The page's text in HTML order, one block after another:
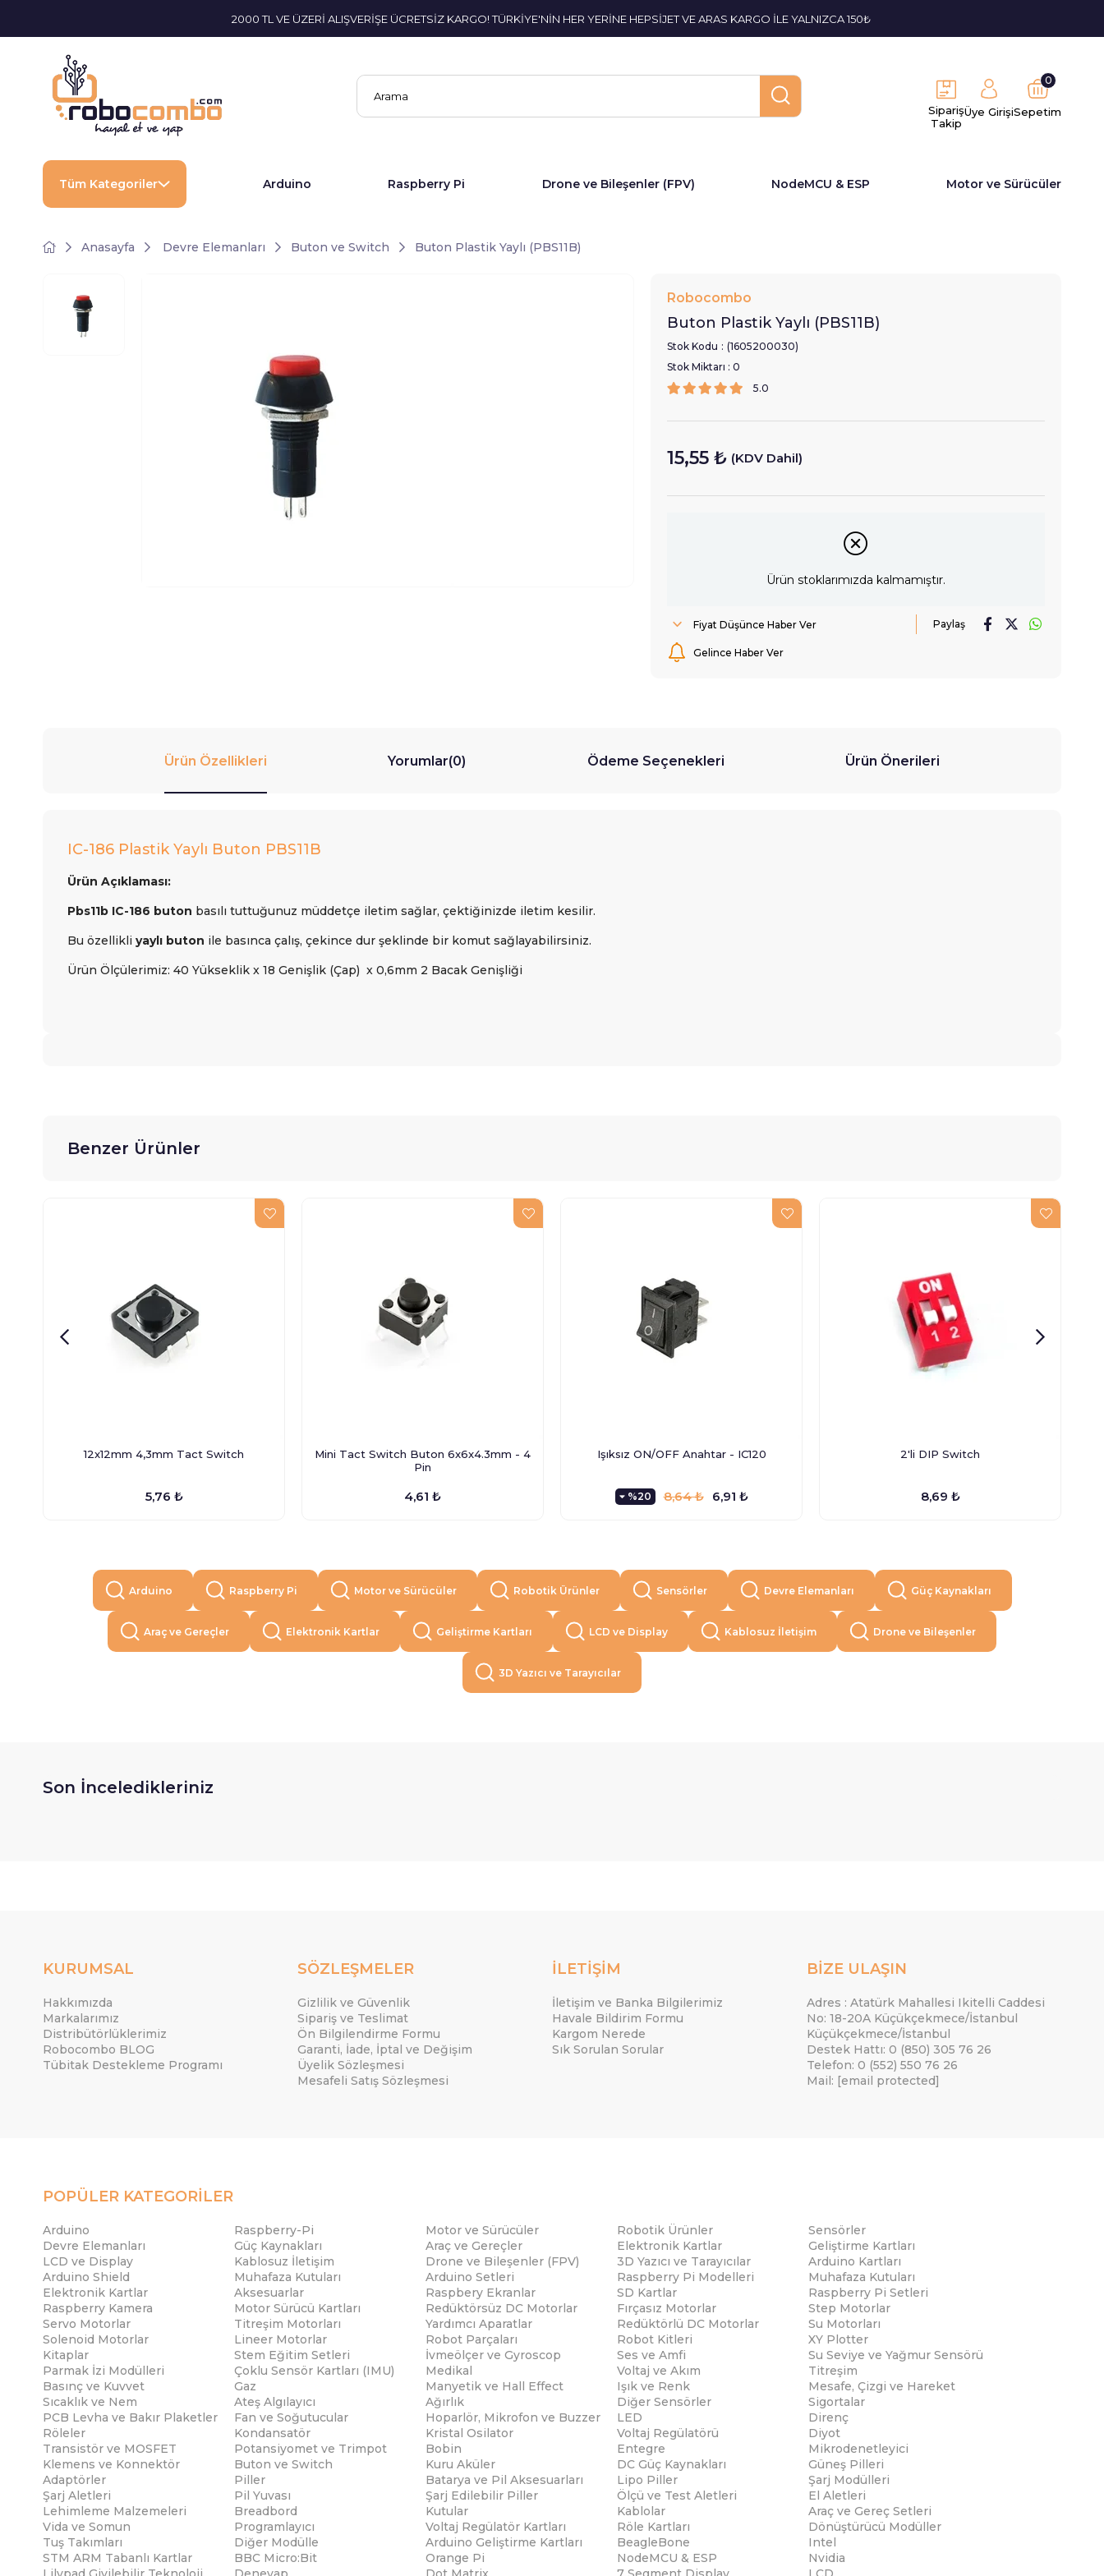
2000 TL VE ÜZERİ ALIŞVERİŞE ÜCRETSİZ KARGO! TÜRKİYE'NİN HER YERİNE HEPSİJET VE ARAS KARGO İLE YALNIZCA 150₺
Sipariş
Takip
Üye GirişiSepetim
0
Tüm Kategoriler Arduino Raspberry Pi Drone ve Bileşenler (FPV) NodeMCU & ESP Motor ve Sürücüler
Anasayfa Devre Elemanları Buton ve Switch Buton Plastik Yaylı (PBS11B)
Robocombo
Buton Plastik Yaylı (PBS11B)
Stok Kodu
(1605200030)
Stok Miktarı : 0
5.0
15,55 ₺ (KDV Dahil)
Ürün stoklarımızda kalmamıştır.
Fiyat Düşünce Haber Ver
Gelince Haber Ver
Paylaş
Ürün Özellikleri Yorumlar(0) Ödeme Seçenekleri Ürün Önerileri
IC-186 Plastik Yaylı Buton PBS11B
Ürün Açıklaması:
Pbs11b IC-186 buton basılı tuttuğunuz müddetçe iletim sağlar, çektiğinizde iletim kesilir.
Bu özellikli yaylı buton ile basınca çalış, çekince dur şeklinde bir komut sağlayabilirsiniz.
Ürün Ölçülerimiz: 40 Yükseklik x 18 Genişlik (Çap) x 0,6mm 2 Bacak Genişliği
Benzer Ürünler
12x12mm 4,3mm Tact Switch
5,76 ₺
Mini Tact Switch Buton 6x6x4.3mm - 4
Pin
4,61 ₺
Işıksız ON/OFF Anahtar - IC120
%20 6,91 ₺
8,64 ₺
2'li DIP Switch
8,69 ₺
Arduino Raspberry Pi Motor ve Sürücüler Robotik Ürünler Sensörler Devre Elemanları Güç Kaynakları
Araç ve Gereçler Elektronik Kartlar Geliştirme Kartları LCD ve Display Kablosuz İletişim Drone ve Bileşenler
3D Yazıcı ve Tarayıcılar
Son İnceledikleriniz
KURUMSAL
Hakkımızda
Markalarımız
Distribütörlüklerimiz
Robocombo BLOG
Tübitak Destekleme Programı
SÖZLEŞMELER
Gizlilik ve Güvenlik
Sipariş ve Teslimat
Ön Bilgilendirme Formu
Garanti, İade, İptal ve Değişim
Üyelik Sözleşmesi
Mesafeli Satış Sözleşmesi
İLETİŞİM
İletişim ve Banka Bilgilerimiz
Havale Bildirim Formu
Kargom Nerede
Sık Sorulan Sorular
BİZE ULAŞIN
Adres : Atatürk Mahallesi Ikitelli Caddesi
No: 18-20A Küçükçekmece/İstanbul
Küçükçekmece/İstanbul
Destek Hattı: 0 (850) 305 76 26
Telefon: 0 (552) 550 76 26
Mail: [email protected]
POPÜLER KATEGORİLER
Arduino Raspberry-Pi Motor ve Sürücüler Robotik Ürünler
Sensörler
Devre Elemanları
Güç Kaynakları Araç ve Gereçler Elektronik Kartlar
Geliştirme Kartları
LCD ve Display
Kablosuz İletişim Drone ve Bileşenler (FPV) 3D Yazıcı ve Tarayıcılar
Arduino Kartları
Arduino Shield
Muhafaza Kutuları Arduino Setleri Raspberry Pi Modelleri
Muhafaza Kutuları
Elektronik Kartlar
Aksesuarlar Raspbery Ekranlar SD Kartlar
Raspberry Pi Setleri
Raspberry Kamera
Motor Sürücü Kartları Redüktörsüz DC Motorlar Fırçasız Motorlar
Step Motorlar
Servo Motorlar
Titreşim Motorları Yardımcı Aparatlar Redüktörlü DC Motorlar
Su Motorları
Solenoid Motorlar
Lineer Motorlar Robot Parçaları Robot Kitleri
XY Plotter
Kitaplar
Stem Eğitim Setleri İvmeölçer ve Gyroscop Ses ve Amfi
Su Seviye ve Yağmur Sensörü
Parmak İzi Modülleri
Çoklu Sensör Kartları (IMU) Medikal Voltaj ve Akım
Titreşim
Basınç ve Kuvvet
Gaz Manyetik ve Hall Effect Işık ve Renk
Mesafe, Çizgi ve Hareket
Sıcaklık ve Nem
Ateş Algılayıcı Ağırlık Diğer Sensörler
Sigortalar
PCB Levha ve Bakır Plaketler
Fan ve Soğutucular Hoparlör, Mikrofon ve Buzzer LED
Direnç
Röleler
Kondansatör Kristal Osilator Voltaj Regülatörü
Diyot
Transistör ve MOSFET
Potansiyomet ve Trimpot Bobin Entegre
Mikrodenetleyici
Klemens ve Konnektör
Buton ve Switch Kuru Aküler DC Güç Kaynakları
Güneş Pilleri
Adaptörler
Piller Batarya ve Pil Aksesuarları Lipo Piller
Şarj Modülleri
Şarj Aletleri
Pil Yuvası Şarj Edilebilir Piller Ölçü ve Test Aletleri
El Aletleri
Lehimleme Malzemeleri
Breadbord Kutular Kablolar
Araç ve Gereç Setleri
Vida ve Somun
Programlayıcı Voltaj Regülatör Kartları Röle Kartları
Dönüştürücü Modüller
Tuş Takımları
Diğer Modülle Arduino Geliştirme Kartları BeagleBone
Intel
STM ARM Tabanlı Kartlar
BBC Micro:Bit Orange Pi NodeMCU & ESP
Nvidia